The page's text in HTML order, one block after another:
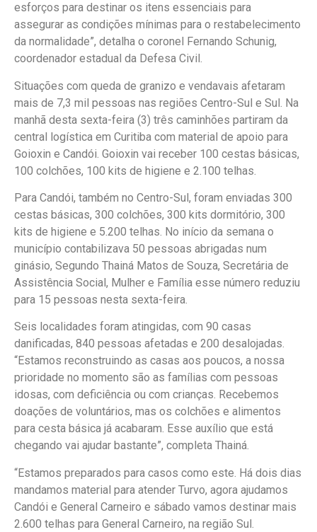
esforços para destinar os itens essenciais para
assegurar as condições mínimas para o restabelecimento
da normalidade”, detalha o coronel Fernando Schunig,
coordenador estadual da Defesa Civil.
Situações com queda de granizo e vendavais afetaram
mais de 7,3 mil pessoas nas regiões Centro-Sul e Sul. Na
manhã desta sexta-feira (3) três caminhões partiram da
central logística em Curitiba com material de apoio para
Goioxin e Candói. Goioxin vai receber 100 cestas básicas,
100 colchões, 100 kits de higiene e 2.100 telhas.
Para Candói, também no Centro-Sul, foram enviadas 300
cestas básicas, 300 colchões, 300 kits dormitório, 300
kits de higiene e 5.200 telhas. No início da semana o
município contabilizava 50 pessoas abrigadas num
ginásio, Segundo Thainá Matos de Souza, Secretária de
Assistência Social, Mulher e Família esse número reduziu
para 15 pessoas nesta sexta-feira.
Seis localidades foram atingidas, com 90 casas
danificadas, 840 pessoas afetadas e 200 desalojadas.
“Estamos reconstruindo as casas aos poucos, a nossa
prioridade no momento são as famílias com pessoas
idosas, com deficiência ou com crianças. Recebemos
doações de voluntários, mas os colchões e alimentos
para cesta básica já acabaram. Esse auxílio que está
chegando vai ajudar bastante”, completa Thainá.
“Estamos preparados para casos como este. Há dois dias
mandamos material para atender Turvo, agora ajudamos
Candói e General Carneiro e sábado vamos destinar mais
2.600 telhas para General Carneiro, na região Sul.